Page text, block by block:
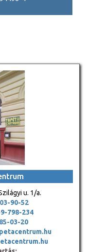
u. 1/a.
90-52
798-234
03-20